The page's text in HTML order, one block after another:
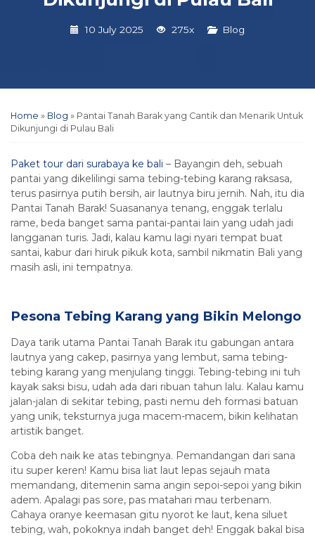
10 July 2025 275x Blog
Home » Blog » Pantai Tanah Barak yang Cantik dan Menarik Untuk
Dikunjungi di Pulau Bali
Paket tour dari surabaya ke bali – Bayangin deh, sebuah
pantai yang dikelilingi sama tebing-tebing karang raksasa,
terus pasirnya putih bersih, air lautnya biru jernih. Nah, itu dia
Pantai Tanah Barak! Suasananya tenang, enggak terlalu
rame, beda banget sama pantai-pantai lain yang udah jadi
langganan turis. Jadi, kalau kamu lagi nyari tempat buat
santai, kabur dari hiruk pikuk kota, sambil nikmatin Bali yang
masih asli, ini tempatnya.
Pesona Tebing Karang yang Bikin Melongo
Daya tarik utama Pantai Tanah Barak itu gabungan antara
lautnya yang cakep, pasirnya yang lembut, sama tebing-
tebing karang yang menjulang tinggi. Tebing-tebing ini tuh
kayak saksi bisu, udah ada dari ribuan tahun lalu. Kalau kamu
jalan-jalan di sekitar tebing, pasti nemu deh formasi batuan
yang unik, teksturnya juga macem-macem, bikin kelihatan
artistik banget.
Coba deh naik ke atas tebingnya. Pemandangan dari sana
itu super keren! Kamu bisa liat laut lepas sejauh mata
memandang, ditemenin sama angin sepoi-sepoi yang bikin
adem. Apalagi pas sore, pas matahari mau terbenam.
Cahaya oranye keemasan gitu nyorot ke laut, kena siluet
tebing, wah, pokoknya indah banget deh! Enggak bakal bisa